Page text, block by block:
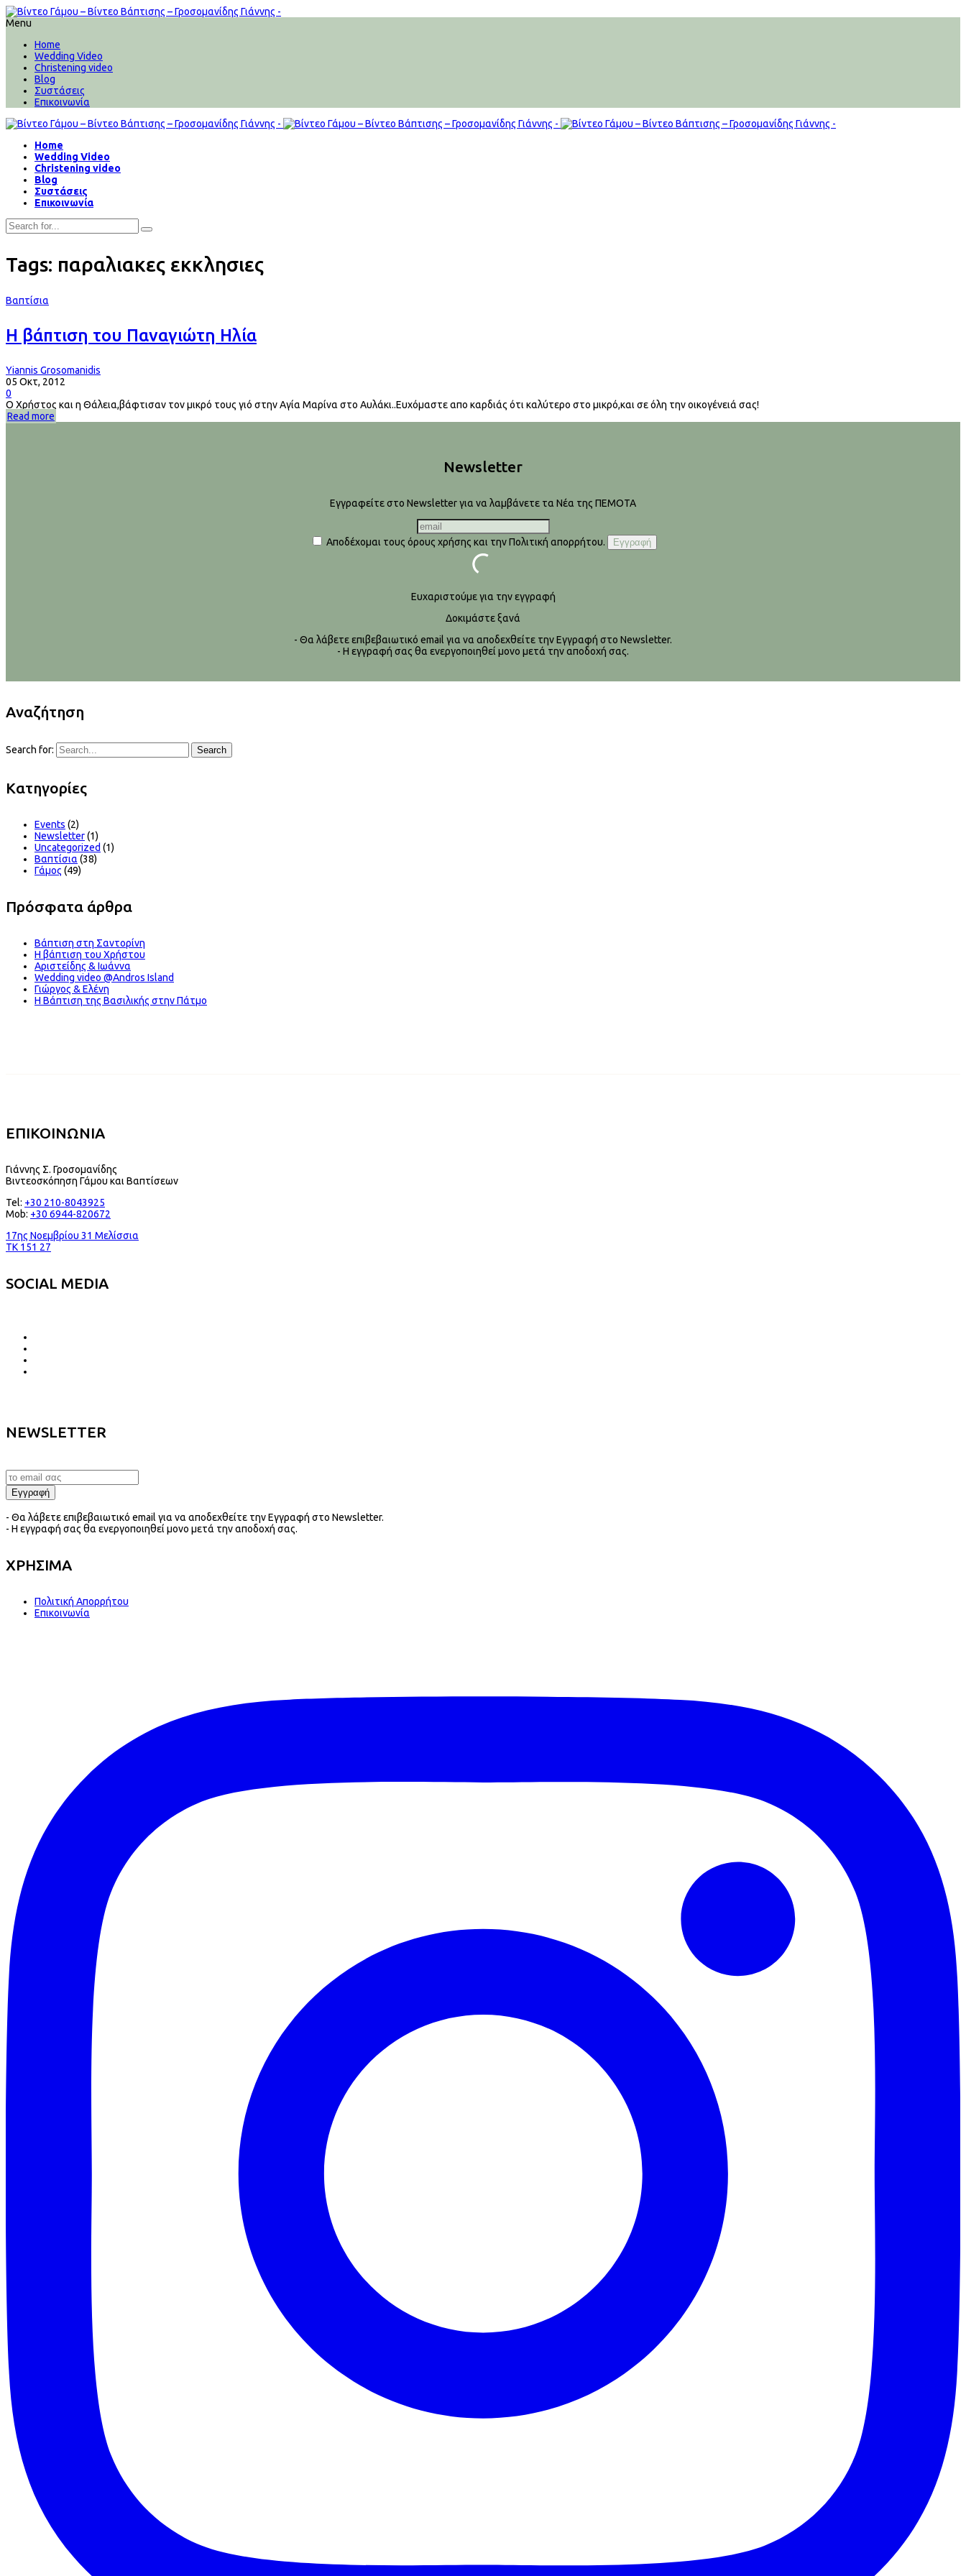
Menu
Home
Wedding Video
Christening video
Blog
Συστάσεις
Επικοινωνία
Home
Wedding Video
Christening video
Blog
Συστάσεις
Επικοινωνία
Tags: παραλιακες εκκλησιες
Βαπτίσια
H βάπτιση του Παναγιώτη Ηλία
Yiannis Grosomanidis
05 Οκτ, 2012
0
Ο Xρήστος και η Θάλεια,βάφτισαν τον μικρό τους γιό στην Αγία Μαρίνα στο Αυλάκι..Ευχόμαστε απο καρδιάς ότι καλύτερο στο μικρό,και σε όλη την οικογένειά σας!
Read more
Newsletter
Εγγραφείτε στο Newsletter για να λαμβάνετε τα Νέα της ΠΕΜΟΤΑ
Αποδέχομαι τους όρους χρήσης και την Πολιτική απορρήτου.
Ευχαριστούμε για την εγγραφή
Δοκιμάστε ξανά
- Θα λάβετε επιβεβαιωτικό email για να αποδεχθείτε την Εγγραφή στο Newsletter.
- Η εγγραφή σας θα ενεργοποιηθεί μονο μετά την αποδοχή σας.
Αναζήτηση
Search for: Search
Kατηγορίες
Events (2)
Newsletter(1)
Uncategorized (1)
Βαπτίσια (38)
Γάμος (49)
Πρόσφατα άρθρα
Βάπτιση στη Σαντορίνη
Η βάπτιση του Χρήστου
Αριστείδης & Ιωάννα
Wedding video @Andros Island
Γιώργος & Ελένη
Η Βάπτιση της Βασιλικής στην Πάτμο
ΕΠΙΚΟΙΝΩΝΙΑ
Γιάννης Σ. Γροσομανίδης
Βιντεοσκόπηση Γάμου και Βαπτίσεων
Tel: +30 210-8043925
Mob: +30 6944-820672
17ης Νοεμβρίου 31 Μελίσσια
TK 151 27
SOCIAL MEDIA
NEWSLETTER
- Θα λάβετε επιβεβαιωτικό email για να αποδεχθείτε την Εγγραφή στο Newsletter.
- Η εγγραφή σας θα ενεργοποιηθεί μονο μετά την αποδοχή σας.
ΧΡΗΣΙΜΑ
Πολιτική Απορρήτου
Επικοινωνία